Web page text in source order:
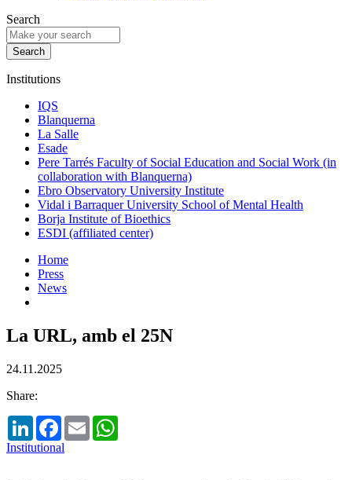
Search
Institutions
IQS
Blanquerna
La Salle
Esade
Pere Tarrés Faculty of Social Education and Social Work (in
collaboration with Blanquerna)
Ebro Observatory University Institute
Vidal i Barraquer University School of Mental Health
Borja Institute of Bioethics
ESDI (affiliated center)
Home
Press
News
La URL, amb el 25N
24.11.2025
Share:
LinkedInFacebook
Email
Institutional